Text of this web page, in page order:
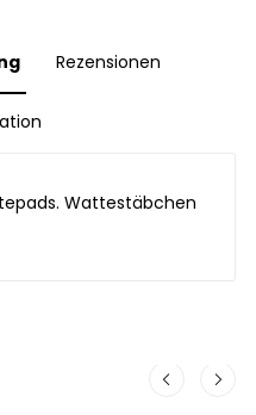
Rezensionen
Wattestäbchen